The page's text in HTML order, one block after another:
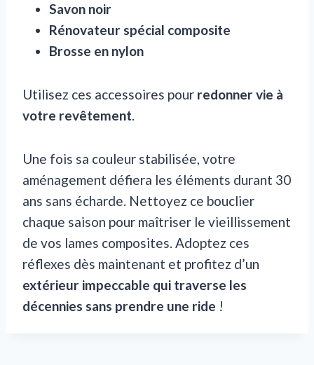
Savon noir
Rénovateur spécial composite
Brosse en nylon
Utilisez ces accessoires pour redonner vie à
votre revêtement.
Une fois sa couleur stabilisée, votre
aménagement défiera les éléments durant 30
ans sans écharde. Nettoyez ce bouclier
chaque saison pour maîtriser le vieillissement
de vos lames composites. Adoptez ces
réflexes dès maintenant et profitez d’un
extérieur impeccable qui traverse les
décennies sans prendre une ride !